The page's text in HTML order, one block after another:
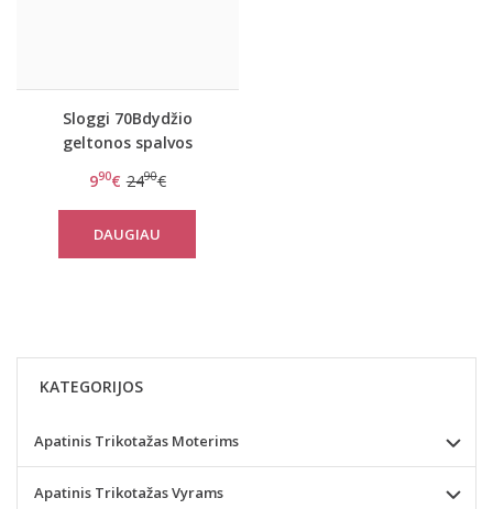
Sloggi 70Bdydžio
geltonos spalvos
W
990€ 2490€
DAUGIAU
KATEGORIJOS
Apatinis Trikotažas Moterims
Apatinis Trikotažas Vyrams